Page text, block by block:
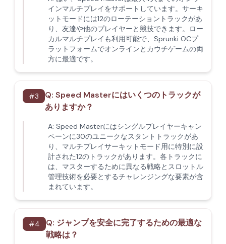
インマルチプレイをサポートしています。サーキ
ットモードには12のローテーショントラックがあ
り、友達や他のプレイヤーと競技できます。ロー
カルマルチプレイも利用可能で、Sprunki OCプ
ラットフォームでオンラインとカウチゲームの両
方に最適です。
#3 Q: Speed Masterにはいくつのトラックが
ありますか？
A: Speed Masterにはシングルプレイヤーキャン
ペーンに30のユニークなスタントトラックがあ
り、マルチプレイサーキットモード用に特別に設
計された12のトラックがあります。各トラックに
は、マスターするために異なる戦略とスロットル
管理技術を必要とするチャレンジングな要素が含
まれています。
#4 Q: ジャンプを安全に完了するための最適な
戦略は？